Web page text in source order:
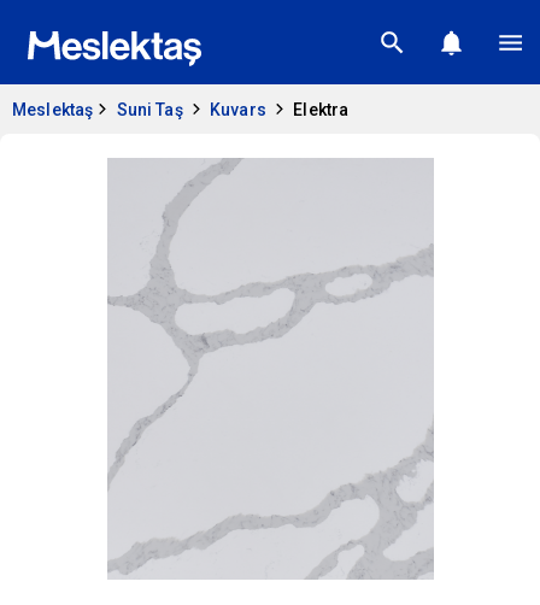
Meslektaş Suni Taş Kuvars Elektra